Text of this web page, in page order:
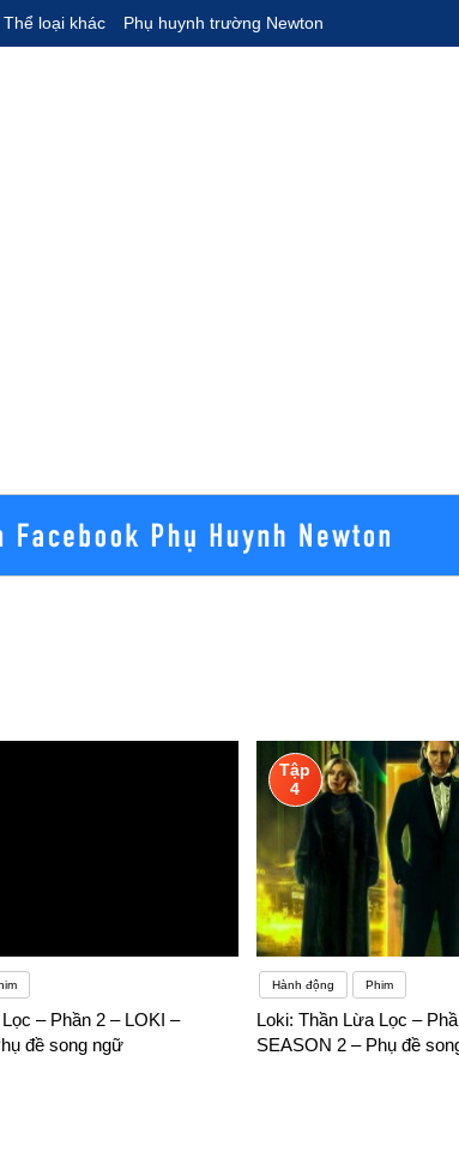
Thể loại khác Phụ huynh trường Newton
– Phần 2 – LOKI –
đề song ngữ
Tập
4
Hành động Phim
Loki: Thần Lừa Lọc –
SEASON 2 – Phụ đề